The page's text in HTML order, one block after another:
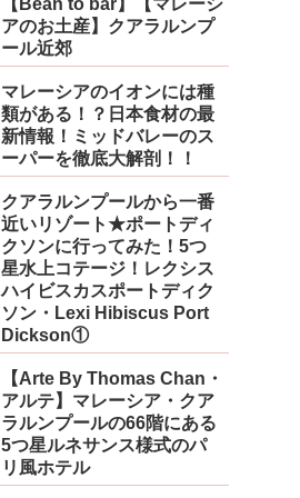
アのお土産】クアラルンプ
ール近郊
マレーシアのイオンには種
類がある！？日本食材の最
新情報！ミッドバレーのス
ーパーを徹底大解剖！！
クアラルンプールから一番
近いリゾート★ポートディ
クソンに行ってみた！5つ
星水上コテージ！レクシス
ハイビスカスポートディク
ソン・Lexi Hibiscus Port
Dickson①
【Arte By Thomas Chan・
アルテ】マレーシア・クア
ラルンプールの66階にある
5つ星ルネサンス様式のパ
リ風ホテル